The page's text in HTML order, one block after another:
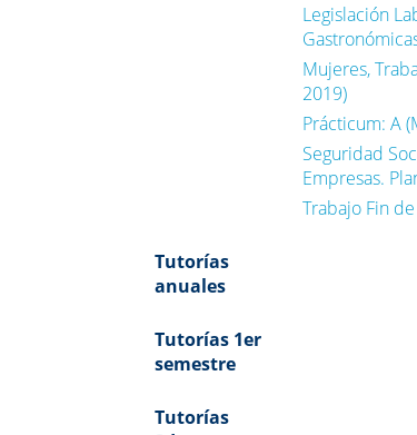
Legislación
Mujeres,
2019)
Prácticum: A
Seguridad
Empresas.
Trabajo Fin
Tutorías
anuales
Tutorías 1er
semestre
Tutorías